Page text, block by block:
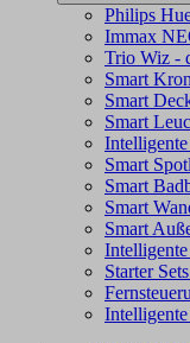
Philips
Immax
Trio Wiz -
Smart
Smart
Smart
Smart
Smart
Smart
Smart
Starter